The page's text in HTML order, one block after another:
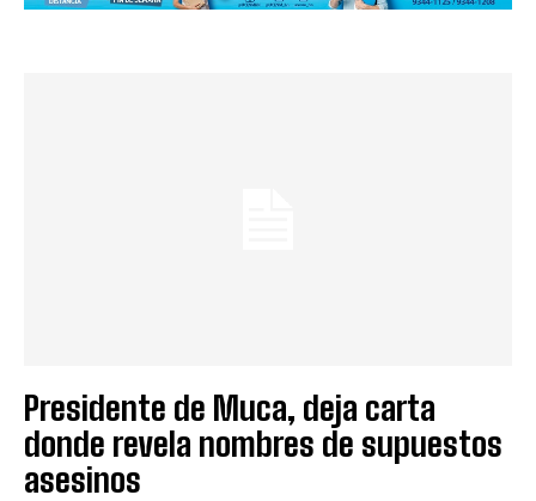
Presidente de Muca, deja carta
donde revela nombres de supuestos
asesinos